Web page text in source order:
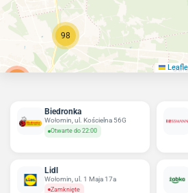
98
Biedronka
Wołomin, ul. Kościelna 56G
Otwarte do 22:00
Lidl
Wołomin, ul. 1 Maja 17a
Zamknięte